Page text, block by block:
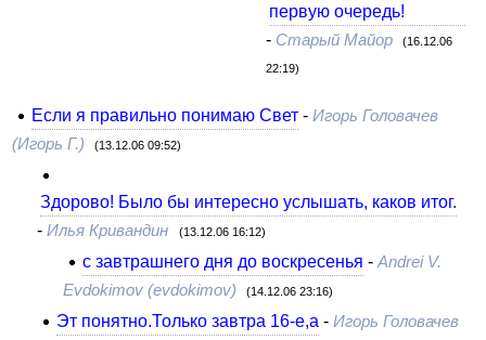
первую очередь!
- Старый Майор (16.12.06
22:19)
Если я правильно понимаю Свет- Игорь Головачев
(Игорь Г.)
(13.12.06 09:52)
Здорово! Было бы интересно услышать, каков итог.
-Илья Кривандин (13.12.06 16:12)
с завтрашнего дня до воскресенья - Andrei V.
Evdokimov (evdokimov)
(14.12.06 23:16)
Эт понятно.Только завтра 16-е,а -Игорь Головачев